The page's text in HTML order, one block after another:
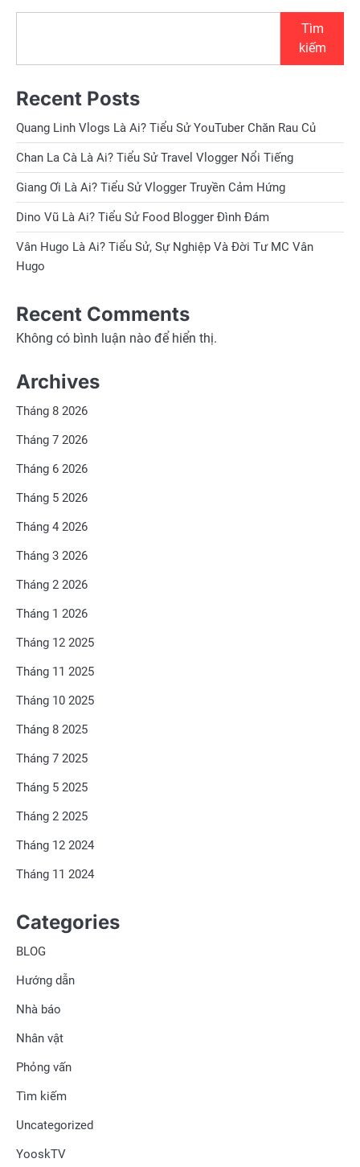
bài
Tìm
kiếm
Recent Posts
Quang Linh Vlogs Là Ai? Tiểu Sử YouTuber Chăn Rau Củ
Chan La Cà Là Ai? Tiểu Sử Travel Vlogger Nổi Tiếng
Giang Ơi Là Ai? Tiểu Sử Vlogger Truyền Cảm Hứng
Dino Vũ Là Ai? Tiểu Sử Food Blogger Đình Đám
Vân Hugo Là Ai? Tiểu Sử, Sự Nghiệp Và Đời Tư MC Vân
Hugo
Recent Comments
Không có bình luận nào để hiển thị.
Archives
Tháng 8 2026
Tháng 7 2026
Tháng 6 2026
Tháng 5 2026
Tháng 4 2026
Tháng 3 2026
Tháng 2 2026
Tháng 1 2026
Tháng 12 2025
Tháng 11 2025
Tháng 10 2025
Tháng 8 2025
Tháng 7 2025
Tháng 5 2025
Tháng 2 2025
Tháng 12 2024
Tháng 11 2024
Categories
BLOG
Hướng dẫn
Nhà báo
Nhân vật
Phỏng vấn
Tìm kiếm
Uncategorized
YooskTV